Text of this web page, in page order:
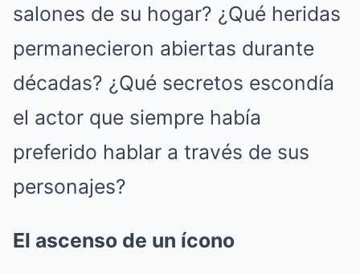
salones de su hogar? ¿Qué heridas
permanecieron abiertas durante
décadas? ¿Qué secretos escondía
el actor que siempre había
preferido hablar a través de sus
personajes?
El ascenso de un ícono